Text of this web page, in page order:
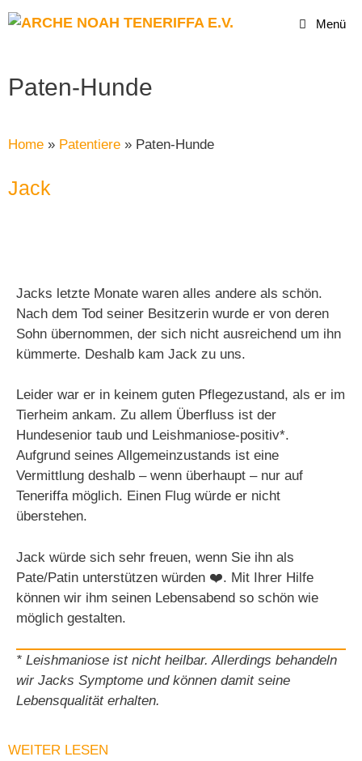
Menü
Paten-Hunde
Home » Patentiere » Paten-Hunde
Jack
Jacks letzte Monate waren alles andere als schön.
Nach dem Tod seiner Besitzerin wurde er von deren
Sohn übernommen, der sich nicht ausreichend um ihn
kümmerte. Deshalb kam Jack zu uns.
Leider war er in keinem guten Pflegezustand, als er im
Tierheim ankam. Zu allem Überfluss ist der
Hundesenior taub und Leishmaniose-positiv*.
Aufgrund seines Allgemeinzustands ist eine
Vermittlung deshalb – wenn überhaupt – nur auf
Teneriffa möglich. Einen Flug würde er nicht
überstehen.
Jack würde sich sehr freuen, wenn Sie ihn als
Pate/Patin unterstützen würden ❤️. Mit Ihrer Hilfe
können wir ihm seinen Lebensabend so schön wie
möglich gestalten.
* Leishmaniose ist nicht heilbar. Allerdings behandeln
wir Jacks Symptome und können damit seine
Lebensqualität erhalten.
WEITER LESEN